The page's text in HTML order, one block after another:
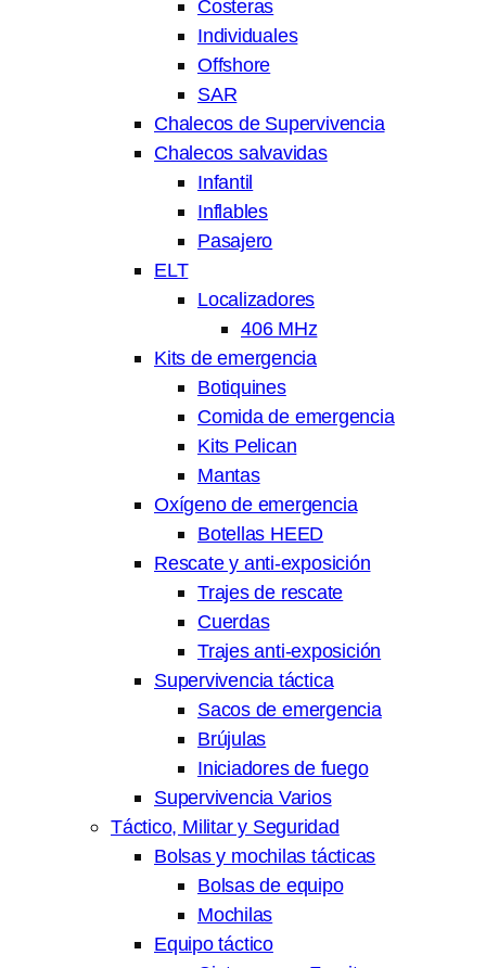
Costeras
Individuales
Offshore
SAR
Chalecos de Supervivencia
Chalecos salvavidas
Infantil
Inflables
Pasajero
ELT
Localizadores
406 MHz
Kits de emergencia
Botiquines
Comida de emergencia
Kits Pelican
Mantas
Oxígeno de emergencia
Botellas HEED
Rescate y anti-exposición
Trajes de rescate
Cuerdas
Trajes anti-exposición
Supervivencia táctica
Sacos de emergencia
Brújulas
Iniciadores de fuego
Supervivencia Varios
Táctico, Militar y Seguridad
Bolsas y mochilas tácticas
Bolsas de equipo
Mochilas
Equipo táctico